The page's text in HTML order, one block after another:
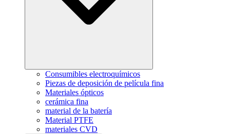
Consumibles electroquímicos
Piezas de deposición de película fina
Materiales ópticos
cerámica fina
material de la batería
Material PTFE
materiales CVD